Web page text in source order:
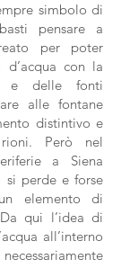
simbolo di
pensare a
per poter
con la
e delle fonti
alle fontane
distintivo e
Però nel
a Siena
si perde e forse
elemento di
qui l’idea di
all’interno